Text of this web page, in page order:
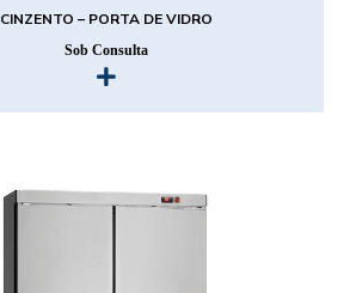
CINZENTO – PORTA DE VIDRO
Sob Consulta